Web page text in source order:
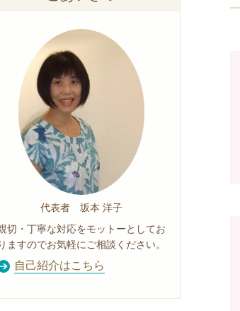
代表者 坂本 洋子
切・丁寧な対応をモットーとしてお
りますのでお気軽にご相談ください。
自己紹介はこちら